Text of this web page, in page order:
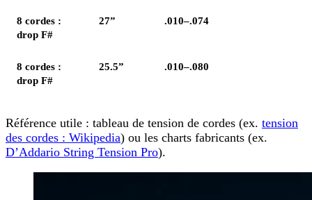
8 cordes :
drop F#
27” .010–.074
8 cordes :
drop F#
25.5” .010–.080
Référence utile : tableau de tension de cordes (ex. tension
des cordes : Wikipedia) ou les charts fabricants (ex.
D’Addario String Tension Pro).